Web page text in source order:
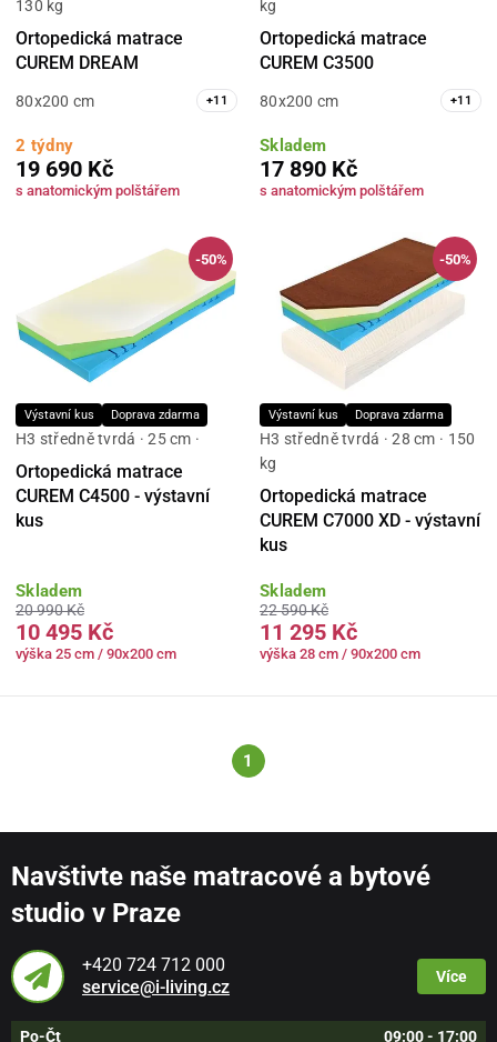
130 kg
Ortopedická matrace
CUREM DREAM
80x200 cm +11
2 týdny
19 690 Kč
s anatomickým polštářem
kg
Ortopedická matrace
CUREM C3500
80x200 cm +11
Skladem
17 890 Kč
s anatomickým polštářem
-50%
Výstavní kus Doprava zdarma
H3 středně tvrdá · 25 cm ·
Ortopedická matrace
CUREM C4500 - výstavní
kus
Skladem
20 990 Kč
10 495 Kč
výška 25 cm / 90x200 cm
-50%
Výstavní kus Doprava zdarma
H3 středně tvrdá · 28 cm · 150
kg
Ortopedická matrace
CUREM C7000 XD - výstavní
kus
Skladem
22 590 Kč
11 295 Kč
výška 28 cm / 90x200 cm
1
Navštivte naše matracové a bytové
studio v Praze
+420 724 712 000
service@i-living.cz
Více
Po-Čt 09:00 - 17:00